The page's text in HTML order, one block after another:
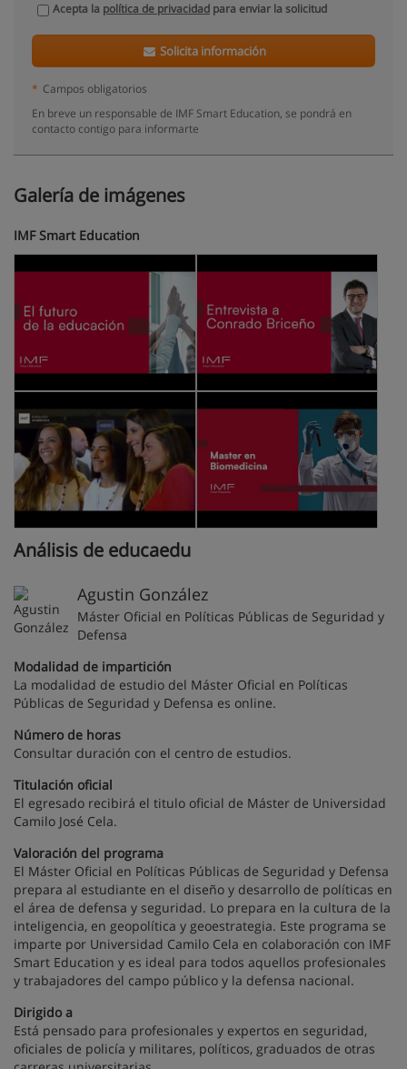
Acepta la política de privacidad para enviar la solicitud
Solicita información
* Campos obligatorios
En breve un responsable de IMF Smart Education, se pondrá en
contacto contigo para informarte
Galería de imágenes
IMF Smart Education
Análisis de educaedu
Agustin González
Máster Oficial en Políticas Públicas de Seguridad y
Defensa
Modalidad de impartición
La modalidad de estudio del Máster Oficial en Políticas
Públicas de Seguridad y Defensa es online.
Número de horas
Consultar duración con el centro de estudios.
Titulación oficial
El egresado recibirá el titulo oficial de Máster de Universidad
Camilo José Cela.
Valoración del programa
El Máster Oficial en Políticas Públicas de Seguridad y Defensa
prepara al estudiante en el diseño y desarrollo de políticas en
el área de defensa y seguridad. Lo prepara en la cultura de la
inteligencia, en geopolítica y geoestrategia. Este programa se
imparte por Universidad Camilo Cela en colaboración con IMF
Smart Education y es ideal para todos aquellos profesionales
y trabajadores del campo público y la defensa nacional.
Dirigido a
Está pensado para profesionales y expertos en seguridad,
oficiales de policía y militares, políticos, graduados de otras